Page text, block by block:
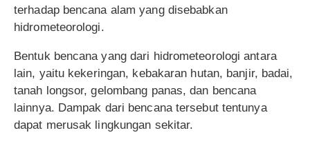
terhadap bencana alam yang disebabkan
hidrometeorologi.
Bentuk bencana yang dari hidrometeorologi antara
lain, yaitu kekeringan, kebakaran hutan, banjir, badai,
tanah longsor, gelombang panas, dan bencana
lainnya. Dampak dari bencana tersebut tentunya
dapat merusak lingkungan sekitar.